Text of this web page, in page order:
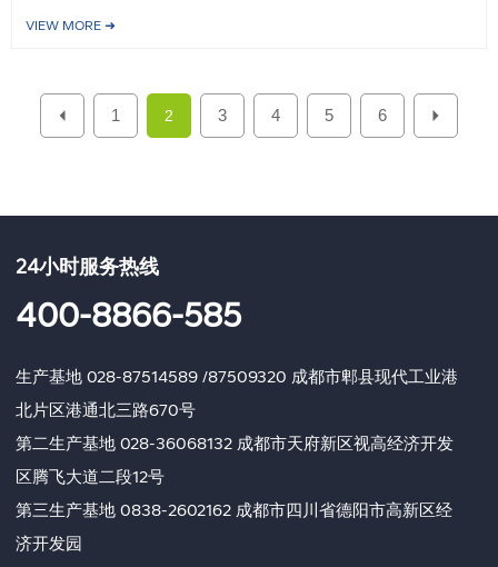
VIEW MORE ➜
1 2 3 4 5 6
24小时服务热线
400-8866-585
生产基地028-87514589 /87509320 成都市郫县现代工业港
北片区港通北三路670号
第二生产基地028-36068132 成都市天府新区视高经济开发
区腾飞大道二段12号
第三生产基地0838-2602162 成都市四川省德阳市高新区经
济开发园